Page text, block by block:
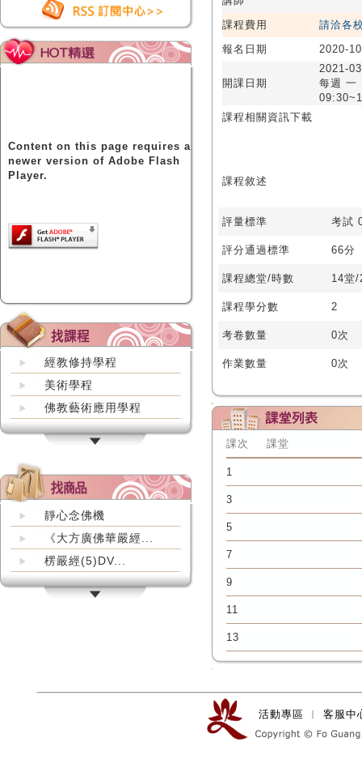
Content on this page requires a
newer version of Adobe Flash
Player.
經教修持學程
美術學程
佛教藝術應用學程
靜心念佛機
《大方廣佛華嚴經...
楞嚴經(5)DV...
課程費用
請洽各
報名日期
2020-
開課日期
2021-
每週 一
課程相關資訊下載
課程敘述
評量標準 考試
評分通過標準 66分
課程總堂/時數 14堂/
課程學分數 2
考卷數量 0次
作業數量 0次
課次 課堂
1
3
5
7
9
11
13
活動專區 ︱ 客服中